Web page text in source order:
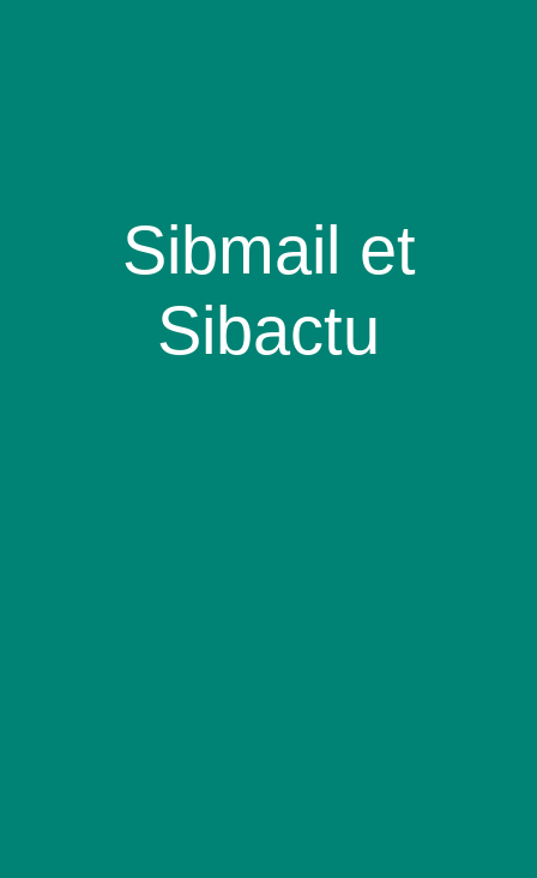
Sibmail et
Sibactu